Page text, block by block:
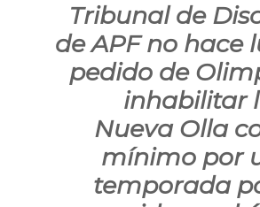
Tribunal de
de APF no hace
pedido de
inhabilitar
Nueva Olla
mínimo por
temporada